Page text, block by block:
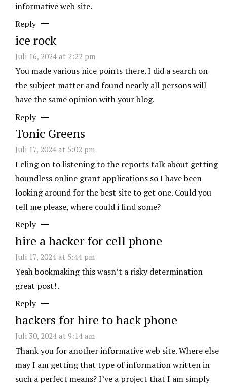
informative web site.
Reply
ice rock
Juli 16, 2024 at 2:22 pm
You made various nice points there. I did a search on
the subject matter and found nearly all persons will
have the same opinion with your blog.
Reply
Tonic Greens
Juli 17, 2024 at 5:02 pm
I cling on to listening to the reports talk about getting
boundless online grant applications so I have been
looking around for the best site to get one. Could you
tell me please, where could i find some?
Reply
hire a hacker for cell phone
Juli 17, 2024 at 5:44 pm
Yeah bookmaking this wasn’t a risky determination
great post! .
Reply
hackers for hire to hack phone
Juli 30, 2024 at 9:14 am
Thank you for another informative web site. Where else
may I am getting that type of information written in
such a perfect means? I’ve a project that I am simply